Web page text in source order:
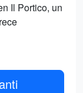
Il Portico, un